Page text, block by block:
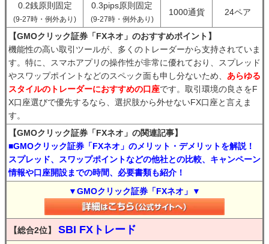
0.2銭原則固定
(9-27時・例外あり)
0.3pips原則固定
(9-27時・例外あり)
1000通貨 24ペア
【GMOクリック証券「FXネオ」のおすすめポイント】
機能性の高い取引ツールが、多くのトレーダーから支持されていま
す。特に、スマホアプリの操作性が非常に優れており、スプレッド
やスワップポイントなどのスペック面も申し分ないため、 あらゆる
スタイルのトレーダーにおすすめの口座です。取引環境の良さをF
X口座選びで優先するなら、選択肢から外せないFX口座と言えま
す。
【GMOクリック証券「FXネオ」の関連記事】
■GMOクリック証券「FXネオ」のメリット・デメリットを解説！
スプレッド、スワップポイントなどの他社との比較、キャンペーン
情報や口座開設までの時間、必要書類も紹介！
▼GMOクリック証券「FXネオ」▼
【総合2位】 SBI FXトレード